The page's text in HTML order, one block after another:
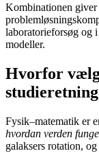
Kombinationen giver
laboratorieforsøg og
modeller.
Hvorfor
Fysik–matematik er
hvordan verden
galaksers rotation,